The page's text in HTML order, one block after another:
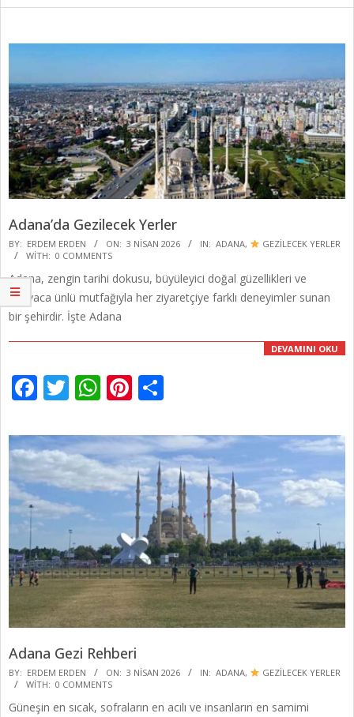
Adana’da Gezilecek Yerler
2026-
04-
03
BY: ERDEM ERDEN ON: 3 NISAN 2026 IN: ADANA,
GEZİLECEK YERLER
WITH: 0 COMMENTS
Adana, zengin tarihi dokusu, büyüleyici doğal güzellikleri ve
dünyaca ünlü mutfağıyla her ziyaretçiye farklı deneyimler sunan
bir şehirdir. İşte Adana
DEVAMINI OKU
Facebook
Twitter
WhatsApp
Pinterest
Adana Gezi Rehberi
2026-
04-
03
BY: ERDEM ERDEN ON: 3 NISAN 2026 IN: ADANA,
GEZİLECEK YERLER
WITH: 0 COMMENTS
Güneşin en sıcak, sofraların en acılı ve insanların en samimi